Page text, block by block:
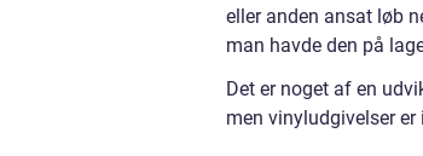
eller anden ansat løb
man havde den på
Det er noget af en
men vinyludgivelser